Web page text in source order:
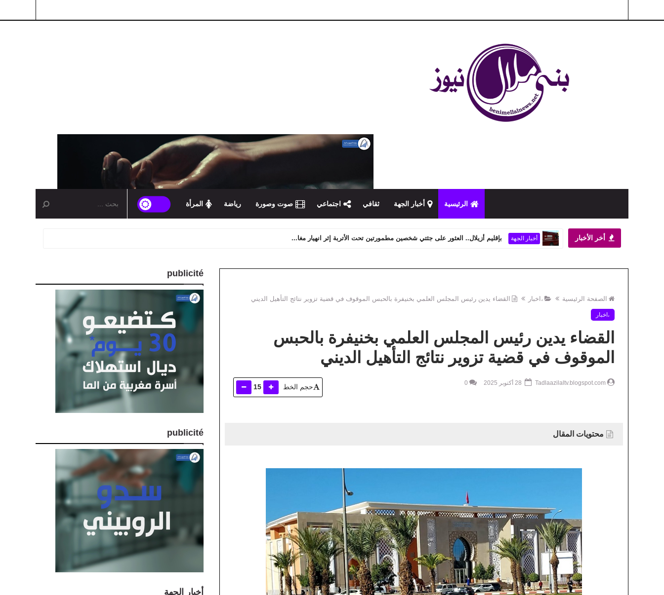
الرئيسية أخبار الجهة ثقافي اجتماعي صوت وصورة رياضة المرأة
أخر الأخبار أخبار الجهة بخنيفرة.. توقيف شخص للاشتباه في تورطه في قضية تتعلق بتزوير تأشيرات الولوج...
الصفحة الرئيسية ،اخبار القضاء يدين رئيس المجلس العلمي بخنيفرة بالحبس الموقوف في قضية تزوير نتائج التأهيل الديني
،اخبار
القضاء يدين رئيس المجلس العلمي بخنيفرة بالحبس
الموقوف في قضية تزوير نتائج التأهيل الديني
Tadlaazilaltv.blogspot.com
0 حجم الخط 15
محتويات المقال
publicité
publicité
أخبار الجهة